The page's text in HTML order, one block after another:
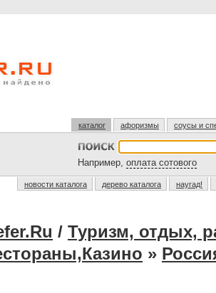
каталог афоризмы соусы и
Например, оплата сотового
новости каталога дерево каталога наугад!
/ Туризм, отдых,
»